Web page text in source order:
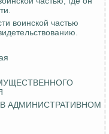
воинской частью
АДМИНИСТРАТИВНОМ